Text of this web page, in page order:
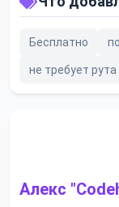
Бесплатно
не требует рута
Алекс